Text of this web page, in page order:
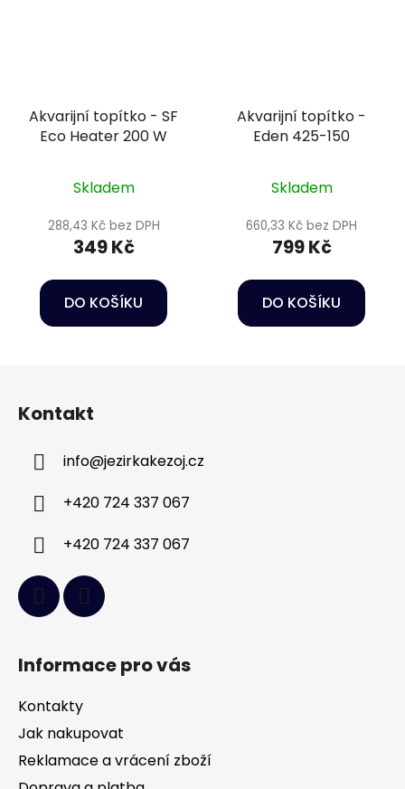
Akvarijní topítko - SF
Eco Heater 200 W
Skladem
288,43 Kč bez DPH
349 Kč
DO KOŠÍKU
Akvarijní topítko -
Eden 425-150
Skladem
660,33 Kč bez DPH
799 Kč
DO KOŠÍKU
Kontakt
info@jezirkakezoj.cz
+420 724 337 067
+420 724 337 067
Informace pro vás
Kontakty
Jak nakupovat
Reklamace a vrácení zboží